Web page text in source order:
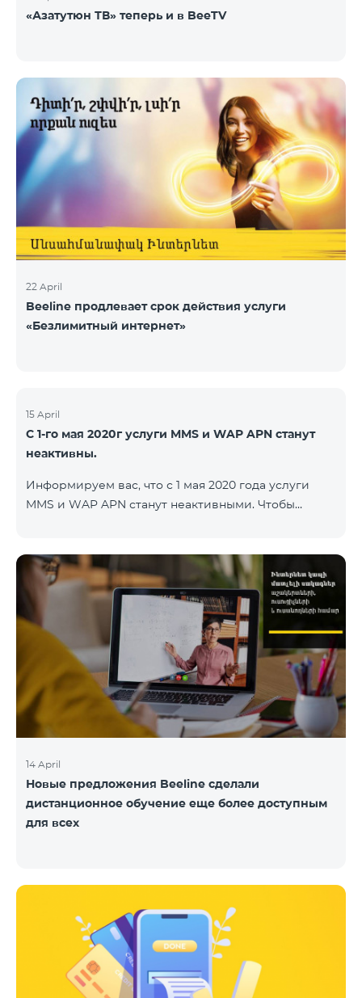
«Азатутюн ТВ» теперь и в BeeTV
22 April
Beeline продлевает срок действия услуги
«Безлимитный интернет»
15 April
С 1-го мая 2020г услуги MMS и WAP APN станут
неактивны.
Информируем вас, что с 1 мая 2020 года услуги
MMS и WAP APN станут неактивными. Чтобы
internet.beeline.am и удалить поля Port, Proxy,
Password. Подробности: 0611
14 April
Новые предложения Beeline сделали
дистанционное обучение еще более доступным
для всех